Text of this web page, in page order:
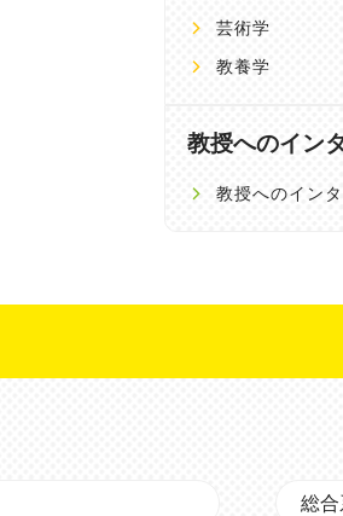
芸術学
教養学
教授へのイン
教授へのイン
総合